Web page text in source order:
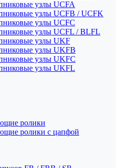
узлы UCFA
узлы UCFB / UCFK
узлы UCFC
узлы UCFL / BLFL
узлы UKF
узлы UKFB
узлы UKFC
узлы UKFL
ролики
ролики с цапфой